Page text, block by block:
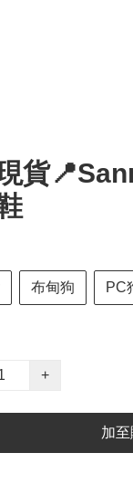
貨
布甸狗 PC
+
加